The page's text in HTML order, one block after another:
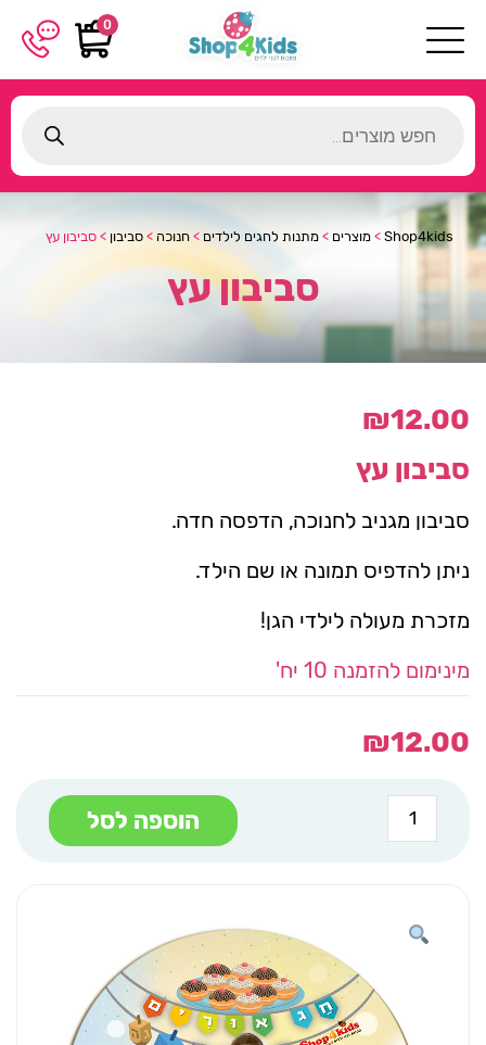
0
search
Shop4kids
> מוצרים > מתנות לחגים לילדים > חנוכה > סביבון > סביבון עץ
סביבון עץ
₪12.00
סביבון עץ
סביבון מגניב לחנוכה, הדפסה חדה.
ניתן להדפיס תמונה או שם הילד.
מזכרת מעולה לילדי הגן!
מינימום להזמנה 10 יח'
₪12.00
כמות
של
סביבון
הוספה לסל